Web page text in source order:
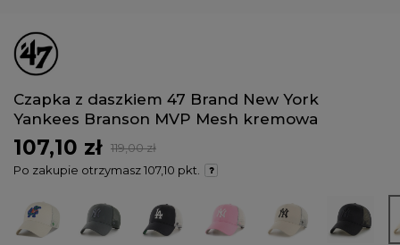
Czapka z daszkiem 47 Brand New York
Yankees Branson MVP Mesh kremowa
107,10 zł
119,00 zł
Po zakupie otrzymasz107,10 pkt.